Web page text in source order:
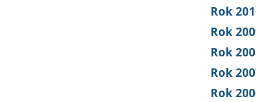
Rok
Rok
Rok
Rok
Rok